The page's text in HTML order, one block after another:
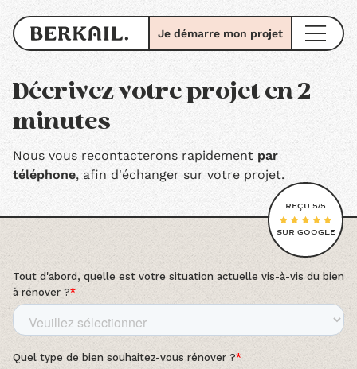
Je démarre mon projet
Décrivez votre projet en 2
minutes
Nous vous recontacterons rapidement par
téléphone, afin d'échanger sur votre projet.
REÇU 5/5
SUR GOOGLE